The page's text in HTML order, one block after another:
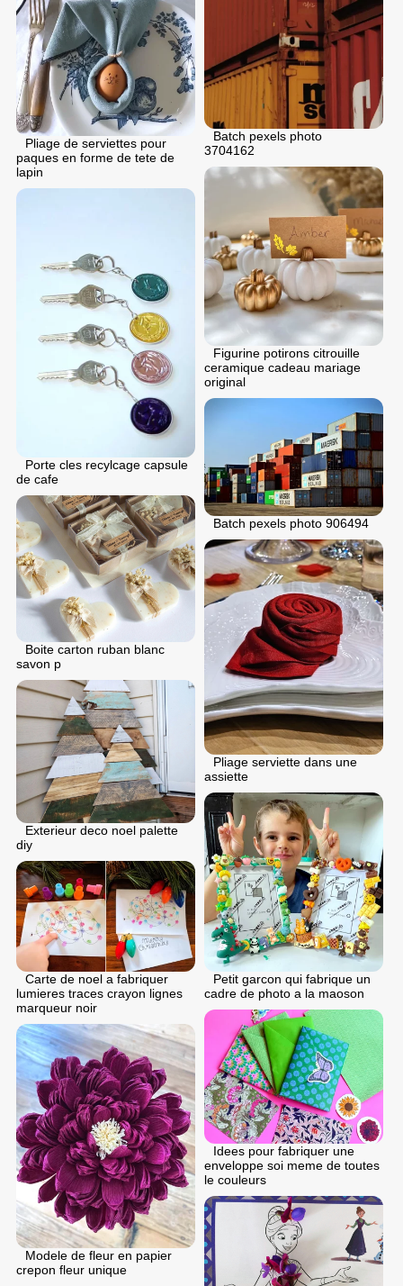
Batch pexels photo
3704162
Pliage de serviettes pour
paques en forme de tete de
lapin
Figurine potirons citrouille
ceramique cadeau mariage
original
Porte cles recylcage capsule
de cafe
Batch pexels photo 906494
Boite carton ruban blanc
savon p
Pliage serviette dans une
assiette
Exterieur deco noel palette
diy
Petit garcon qui fabrique un
cadre de photo a la maoson
Carte de noel a fabriquer
lumieres traces crayon lignes
marqueur noir
Idees pour fabriquer une
enveloppe soi meme de toutes
le couleurs
Modele de fleur en papier
crepon fleur unique